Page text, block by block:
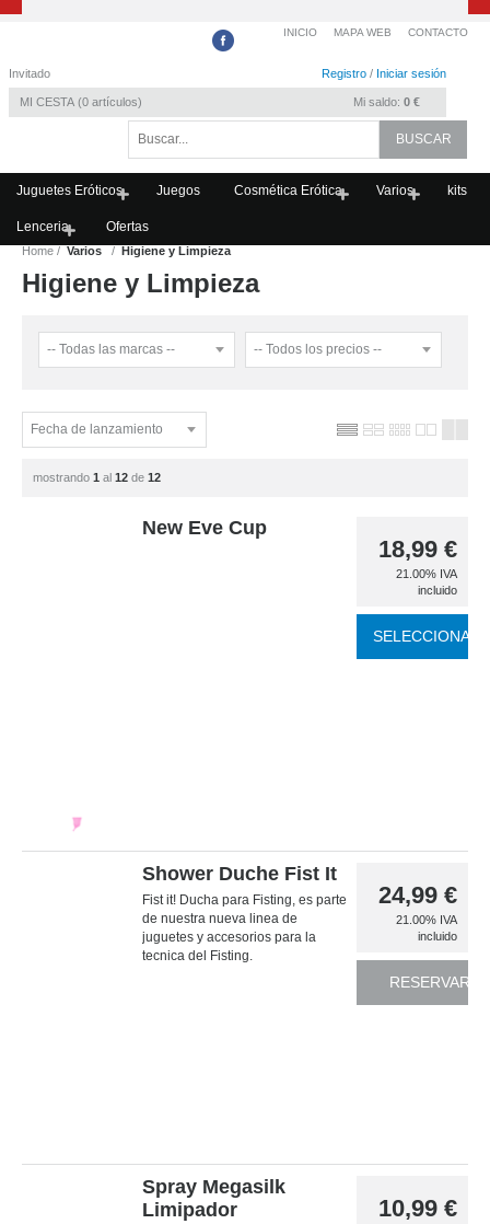
Invitado Registro / Iniciar sesión
MI CESTA 0 artículos Mi saldo: 0 €
INICIO MAPA WEB CONTACTO
Juguetes Eróticos Juegos Cosmética Erótica Varios kits
Lenceria Ofertas
Home Varios Higiene y Limpieza
Higiene y Limpieza
mostrando 1 al 12 de 12
New Eve Cup
18,99 €
21.00% IVA
incluido
SELECCIONAR
Shower Duche Fist It
Fist it! Ducha para Fisting, es parte
de nuestra nueva linea de
juguetes y accesorios para la
tecnica del Fisting.
24,99 €
21.00% IVA
incluido
RESERVAR
Spray Megasilk
Limipador
10,99 €